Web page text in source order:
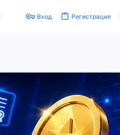
Вход Регистрация